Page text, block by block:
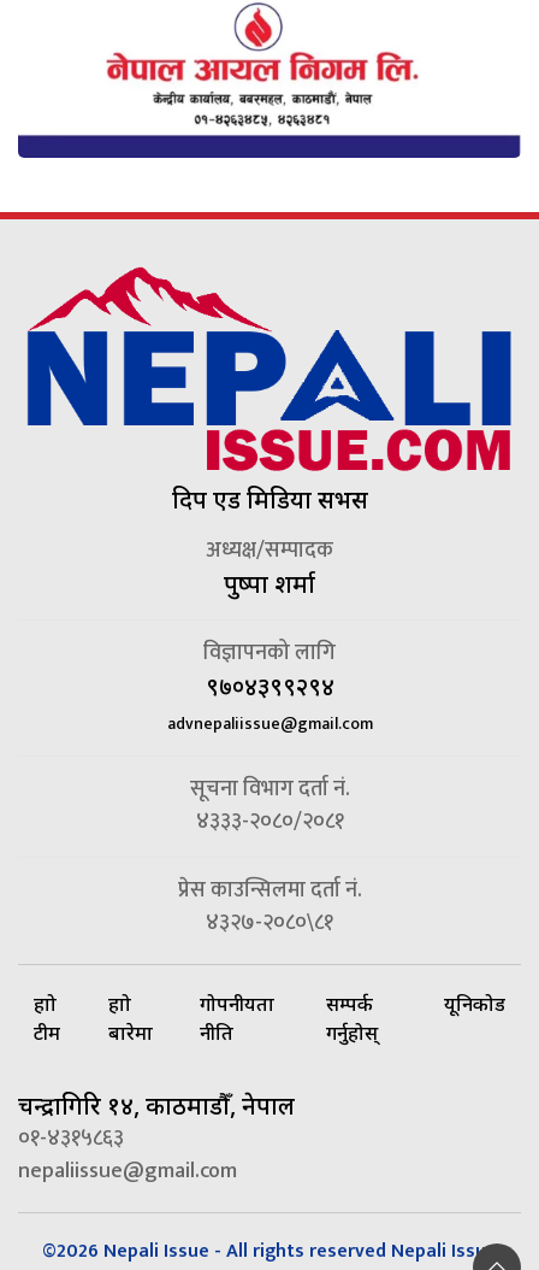
दिप एड मिडिया सर्भिस
अध्यक्ष/सम्पादक
पुष्पा शर्मा
विज्ञापनको लागि
९७०४३९९२९४
advnepaliissue@gmail.com
सूचना विभाग दर्ता नं.
४३३३-२०८०/२०८१
प्रेस काउन्सिलमा दर्ता नं.
४३२७-२०८०\८१
हाम्रो
टीम
हाम्रो
बारेमा
गोपनीयता
नीति
सम्पर्क
गर्नुहोस्
यूनिकोड
चन्द्रागिरि १४, काठमाडौँ, नेपाल
०१-४३१५८६३
nepaliissue@gmail.com
©2026 Nepali Issue - All rights reserved Nepali Issue